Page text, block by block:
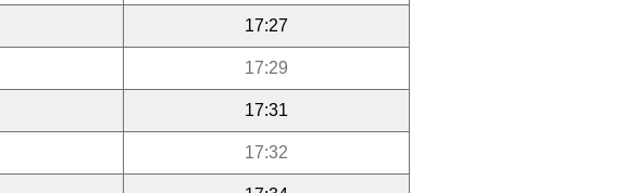
17:27
17:29
17:31
17:32